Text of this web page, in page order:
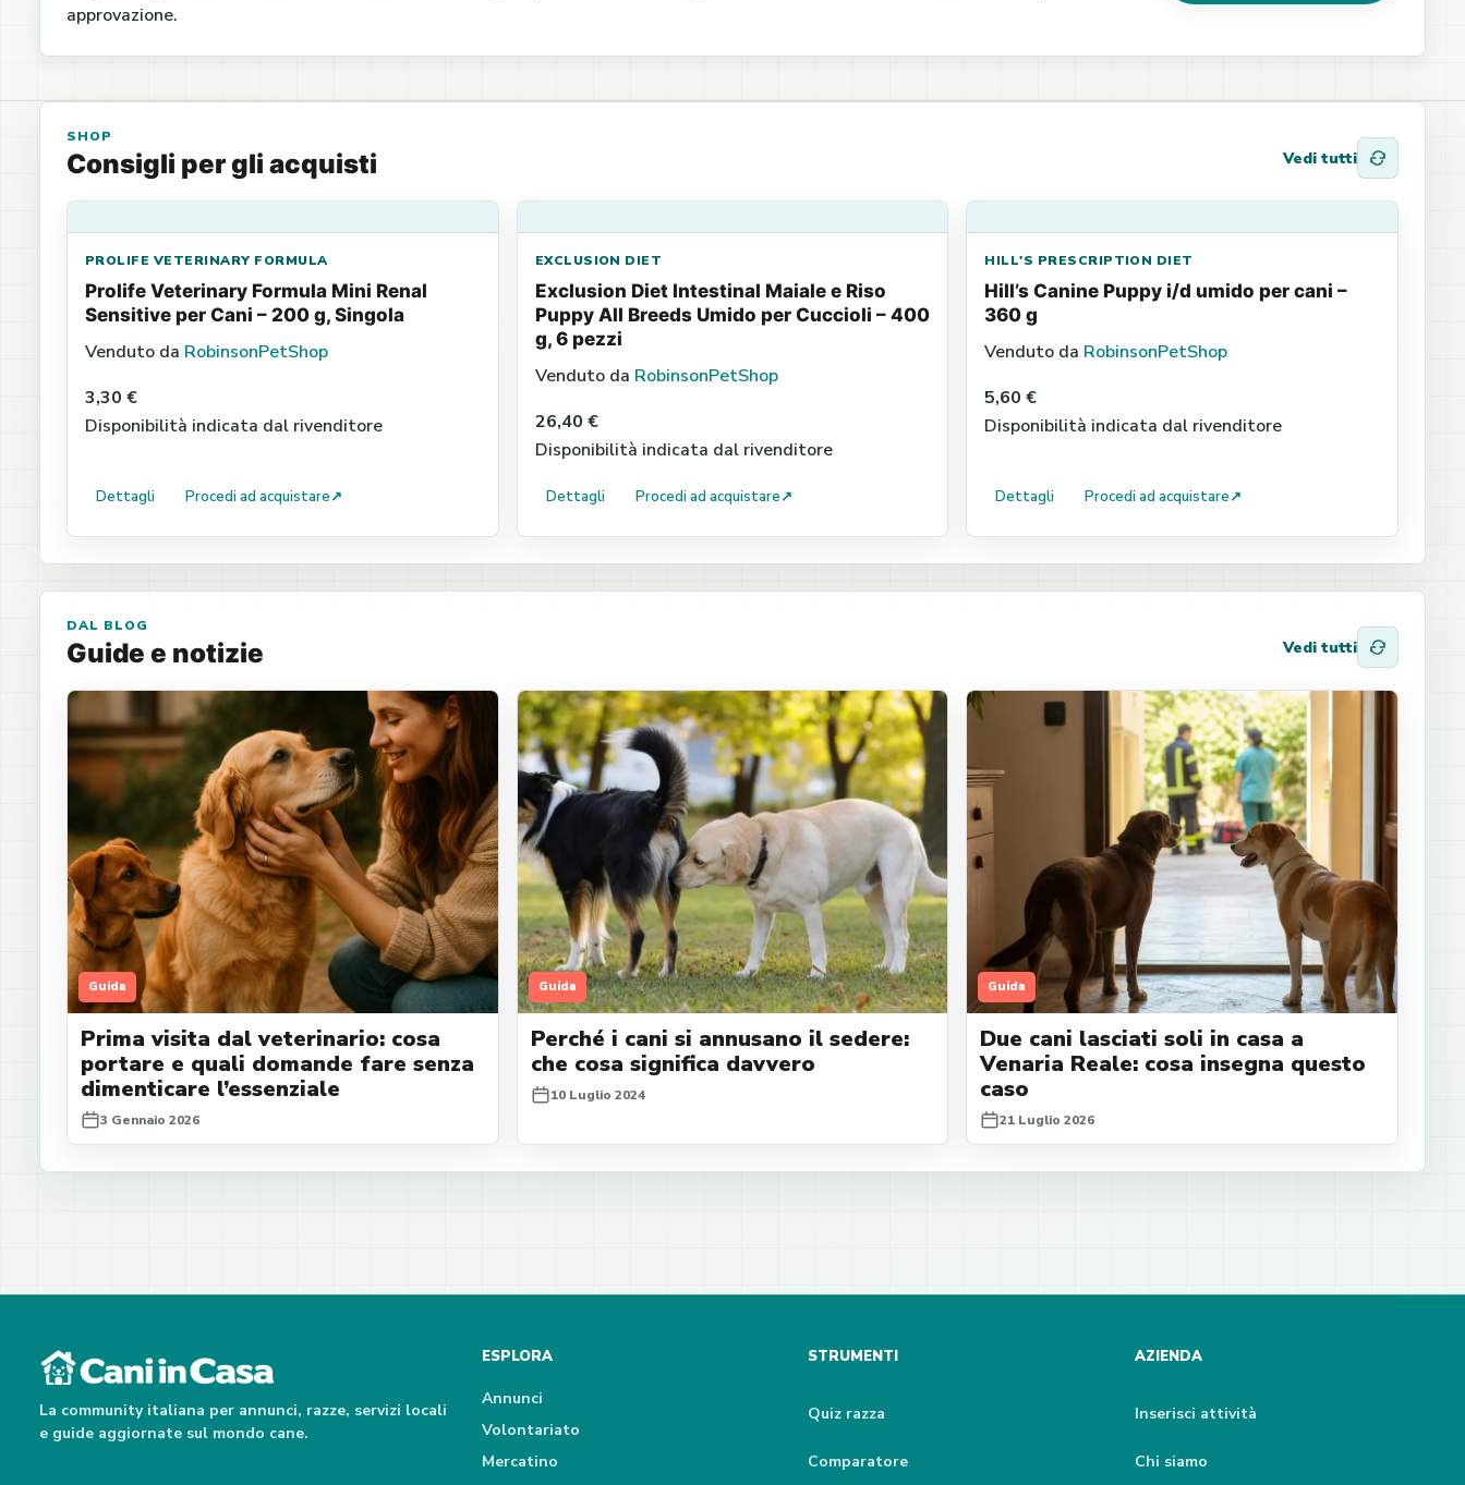
approvazione.
SHOP
Consigli per gli acquisti Vedi tutti
PROLIFE VETERINARY FORMULA
Prolife Veterinary Formula Mini Renal
Sensitive per Cani – 200 g, Singola
Venduto da RobinsonPetShop
3,30 €
Disponibilità indicata dal rivenditore
Dettagli Procedi ad acquistare↗
EXCLUSION DIET
Exclusion Diet Intestinal Maiale e Riso
Puppy All Breeds Umido per Cuccioli – 400
g, 6 pezzi
Venduto da RobinsonPetShop
26,40 €
Disponibilità indicata dal rivenditore
Dettagli Procedi ad acquistare↗
HILL'S PRESCRIPTION DIET
Hill’s Canine Puppy i/d umido per cani –
360 g
Venduto da RobinsonPetShop
5,60 €
Disponibilità indicata dal rivenditore
Dettagli Procedi ad acquistare↗
DAL BLOG
Guide e notizie Vedi tutti
Guida
Prima visita dal veterinario: cosa
portare e quali domande fare senza
dimenticare l’essenziale
3 Gennaio 2026
Guida
Perché i cani si annusano il sedere:
che cosa significa davvero
10 Luglio 2024
Guida
Due cani lasciati soli in casa a
Venaria Reale: cosa insegna questo
caso
21 Luglio 2026
La community italiana per annunci, razze, servizi locali
e guide aggiornate sul mondo cane.
ESPLORA
Annunci
Volontariato
Mercatino
STRUMENTI
Quiz razza
Comparatore
AZIENDA
Inserisci attività
Chi siamo